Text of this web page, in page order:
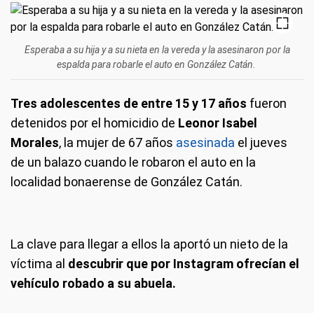
Esperaba a su hija y a su nieta en la vereda y la asesinaron por la
espalda para robarle el auto en González Catán.
Tres adolescentes de entre 15 y 17 años fueron
detenidos por el homicidio de Leonor Isabel
Morales, la mujer de 67 años asesinada el jueves
de un balazo cuando le robaron el auto en la
localidad bonaerense de González Catán.
La clave para llegar a ellos la aportó un nieto de la
víctima al descubrir que por Instagram ofrecían el
vehículo robado a su abuela.